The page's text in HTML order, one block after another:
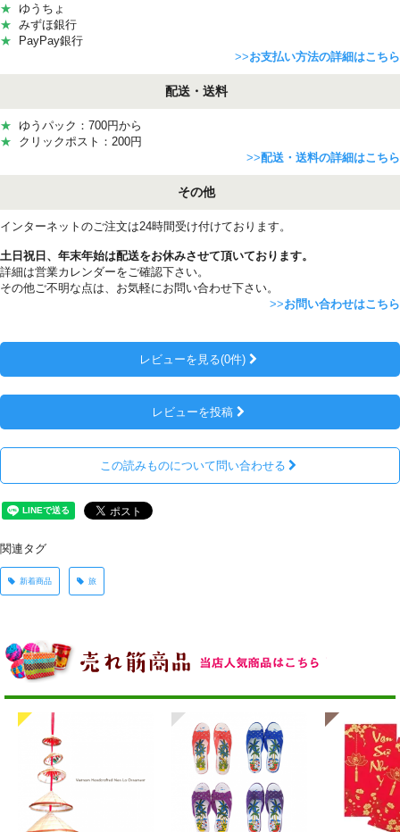
★ ゆうちょ
★ みずほ銀行
★ PayPay銀行
>>お支払い方法の詳細はこちら
配送・送料
★ ゆうパック：700円から
★ クリックポスト：200円
>>配送・送料の詳細はこちら
その他
インターネットのご注文は24時間受け付けております。
土日祝日、年末年始は配送をお休みさせて頂いております。
詳細は営業カレンダーをご確認下さい。
その他ご不明な点は、お気軽にお問い合わせ下さい。
>>お問い合わせはこちら
レビューを見る(0件)
レビューを投稿
この読みものについて問い合わせる
関連タグ
新着商品 旅